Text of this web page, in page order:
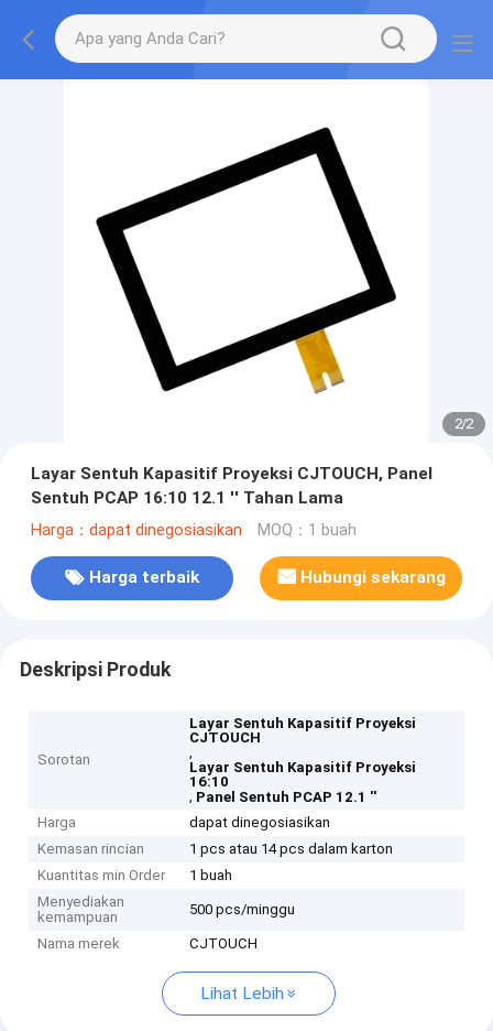
2/2
Layar Sentuh Kapasitif Proyeksi CJTOUCH, Panel
Sentuh PCAP 16:10 12.1 '' Tahan Lama
Harga：dapat dinegosiasikan MOQ：1 buah
Harga terbaik Hubungi sekarang
Deskripsi Produk
Sorotan
Layar Sentuh Kapasitif Proyeksi
CJTOUCH
,
Layar Sentuh Kapasitif Proyeksi
16:10
, Panel Sentuh PCAP 12.1 ''
Harga
dapat dinegosiasikan
Kemasan rincian
1 pcs atau 14 pcs dalam karton
Kuantitas min Order
1 buah
Menyediakan
kemampuan
500 pcs/minggu
Nama merek CJTOUCH
Lihat Lebih